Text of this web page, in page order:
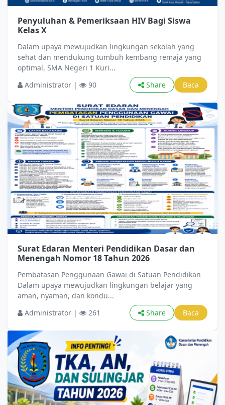
Penyuluhan & Pemeriksaan HIV Bagi Siswa
Kelas X
Dalam upaya mewujudkan lingkungan sekolah yang
sehat dan mendukung tumbuh kembang remaja yang
optimal, SMA Negeri 1 Kuri...
Administrator |
90 Share Baca
Surat Edaran Menteri Pendidikan Dasar dan
Menengah Nomor 18 Tahun 2026
Pembatasan Penggunaan Gawai di Satuan Pendidikan
Dalam upaya mewujudkan lingkungan belajar yang
aman, nyaman, dan kondu...
Administrator |
261 Share Baca